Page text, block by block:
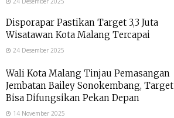
Disporapar Pastikan Target 3,3 Juta
Wisatawan Kota Malang Tercapai
24 Desember 2025
Wali Kota Malang Tinjau Pemasangan
Jembatan Bailey Sonokembang, Target
Bisa Difungsikan Pekan Depan
14 November 2025